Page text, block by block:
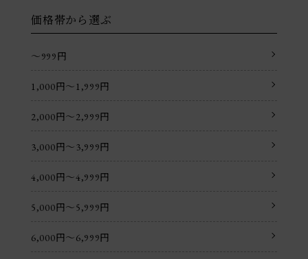
価格帯から選ぶ
〜999円
1,000円〜1,999円
2,000円〜2,999円
3,000円〜3,999円
4,000円〜4,999円
5,000円〜5,999円
6,000円〜6,999円